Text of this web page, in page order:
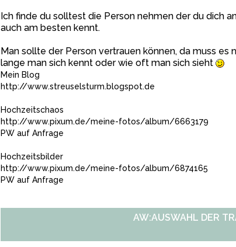
Ich finde du solltest die Person nehmen der du dich
auch am besten kennt.
Man sollte der Person vertrauen können, da muss es
lange man sich kennt oder wie oft man sich sieht
Mein Blog
http://www.streuselsturm.blogspot.de
Hochzeitschaos
http://www.pixum.de/meine-fotos/album/6663179
PW auf Anfrage
Hochzeitsbilder
http://www.pixum.de/meine-fotos/album/6874165
PW auf Anfrage
AW:AUSWAHL DER